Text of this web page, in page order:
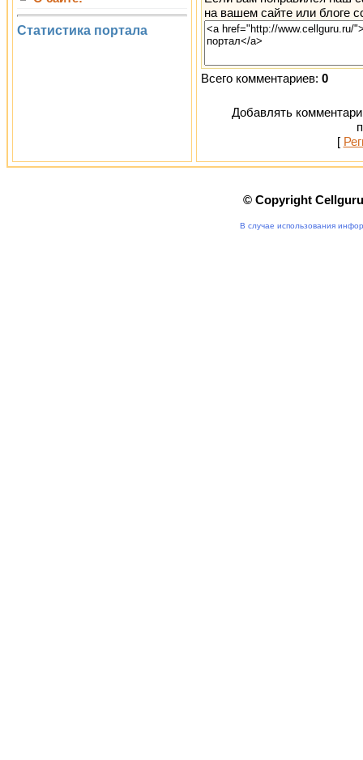
Статистика портала
на вашем сайте или блоге
Всего комментариев: 0
Добавлять
[
© Copyright
В случае использования